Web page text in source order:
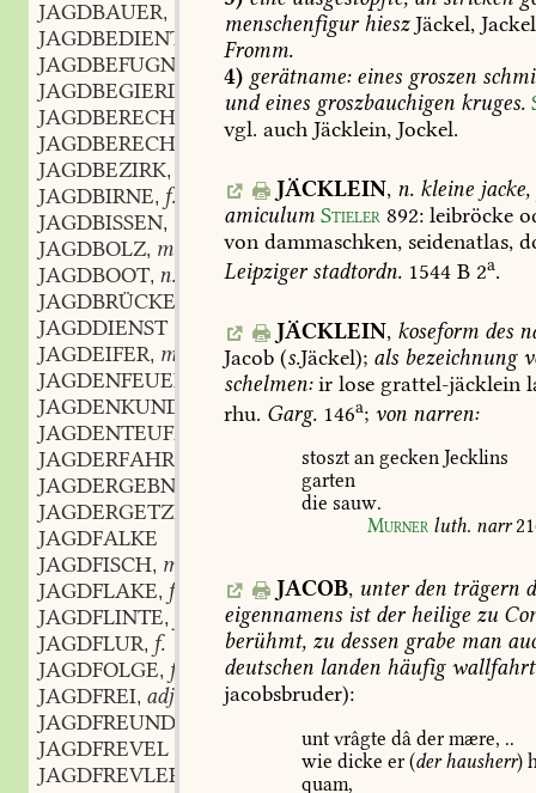
JAGDBAUER,
JAGDBEDIENTER
m.
JAGDBEFUGNIS
JAGDBEGIERDE
JAGDBERECHTIGT
adj.
JAGDBERECHTIGUNG f.
JAGDBEZIRK,
JAGDBIRNE, f.
JAGDBISSEN,
JAGDBOLZ, m.
JAGDBOOT, n.
JAGDBRÜCKE
JAGDDIENST
JAGDEIFER, m.
JAGDENFEUER
JAGDENKUNDIG
adj.
JAGDENTEUFEL
JAGDERFAHREN
JAGDERGEBNIS
JAGDERGETZLICHKEIT
JAGDFALKE
JAGDFISCH, m.
JAGDFLAKE, f.
JAGDFLINTE,
JAGDFLUR, f.
JAGDFOLGE, f.
JAGDFREI, adj.
JAGDFREUND
JAGDFREVEL
JAGDFREVLER
menschenfigurhieszJäckel,
Fromm.
4) gerätname:eines groszen
undeines groszbauchigen kruges.
vgl. auch Jäcklein, Jockel.
JÄCKLEIN, n. kleinejacke,
amiculum Stieler 892: leibröcke
von dammaschken, seidenatlas,
Leipzigerstadtordn. 1544 B 2a.
JÄCKLEIN, koseformdes
Jacob (s.Jäckel); als bezeichnung
schelmen:ir lose grattel-jäcklein
rhu. Garg. 146a; von narren:
stoszt an gecken Jecklins
garten
die sauw.
Murner luth. narr
JACOB, unterdenträgern
eigennamens istderheilige zu
berühmt, zu dessen grabe man
deutschen landen häufig
jacobsbruder):
unt vrâgte dâ der mære, ..
wie dicke er (derhausherr)
quam,